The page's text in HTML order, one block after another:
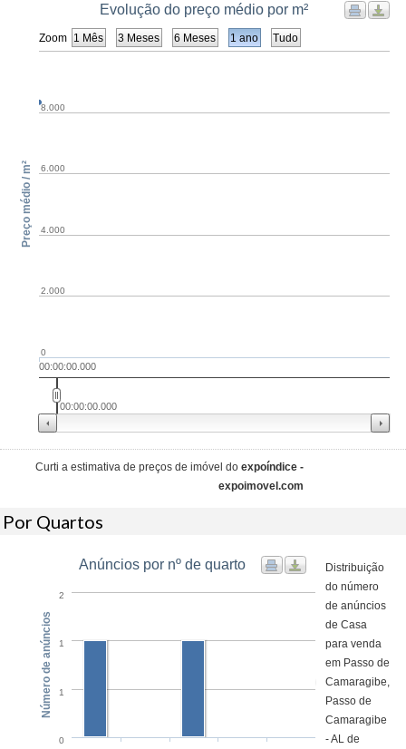
Zoom
Evolução do preço médio por m²
00:00:00.000
0
2.000
4.000
6.000
8.000
Preço médio / m²
00:00:00.000
1 Mês 3 Meses 6 Meses 1 ano Tudo
Curti a estimativa de preços de imóvel do expoíndice -
expoimovel.com
Por Quartos
Anúncios por nº de quarto
0
1
1
2
Número de anúncios
Distribuição
do número
de anúncios
de Casa
para venda
em Passo de
Camaragibe,
Passo de
Camaragibe
- AL de